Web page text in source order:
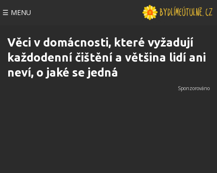
☰ MENU
Věci v domácnosti, které vyžadují
každodenní čištění a většina lidí ani
neví, o jaké se jedná